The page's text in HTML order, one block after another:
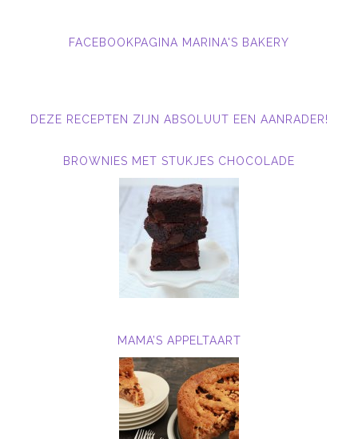
FACEBOOKPAGINA MARINA'S BAKERY
DEZE RECEPTEN ZIJN ABSOLUUT EEN AANRADER!
BROWNIES MET STUKJES CHOCOLADE
MAMA’S APPELTAART